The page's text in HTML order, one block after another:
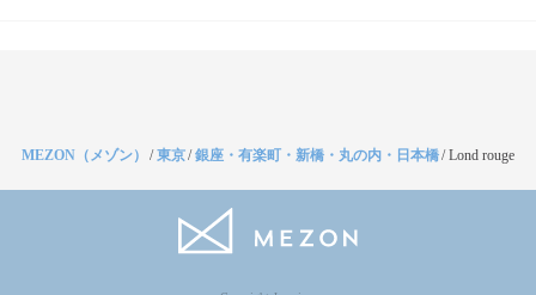
MEZON（メゾン） /東京/銀座・有楽町・新橋・丸の内・日本橋/Lond rouge